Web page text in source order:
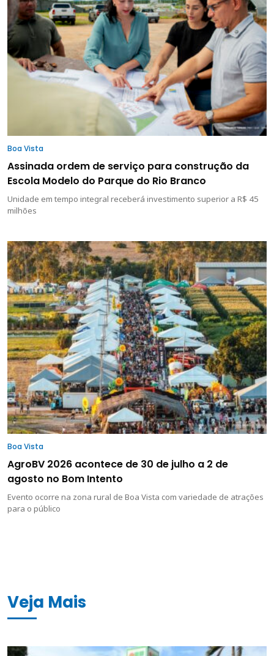
Boa Vista
Assinada ordem de serviço para construção da
Escola Modelo do Parque do Rio Branco
Unidade em tempo integral receberá investimento superior a R$ 45
milhões
Boa Vista
AgroBV 2026 acontece de 30 de julho a 2 de
agosto no Bom Intento
Evento ocorre na zona rural de Boa Vista com variedade de atrações
para o público
Veja Mais